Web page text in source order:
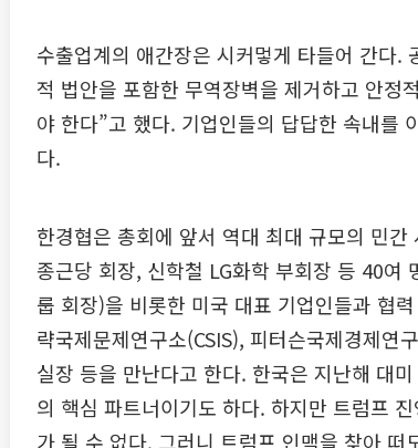
수출업계의 애간장은 시커멓게 타들어 간다.
적 법안을 포함한 무역장벽을 제거하고 안정
야 한다”고 했다. 기업인들의 답답한 속내를
다.
한경협은 총회에 앞서 역대 최대 규모의 민
종근당 회장, 신학철 LG화학 부회장 등 40여
룹 회장)을 비롯한 미국 대표 기업인들과 협
략국제문제연구소(CSIS), 피터슨국제경제연
실장 등을 만난다고 한다. 한국은 지난해 대
의 핵심 파트너이기도 하다. 하지만 트럼프
가 될 수 없다. 그러니 트럼프 인맥을 찾아 떠